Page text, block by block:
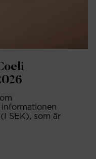
SEK), som är